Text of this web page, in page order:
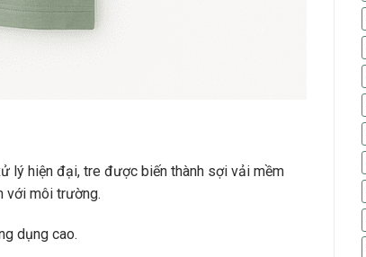
lý hiện đại, tre được biến thành sợi vải mềm
với môi trường.
dụng cao.